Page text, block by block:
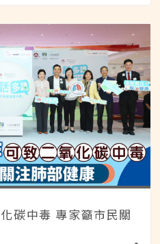
碳中毒 專家籲市民關